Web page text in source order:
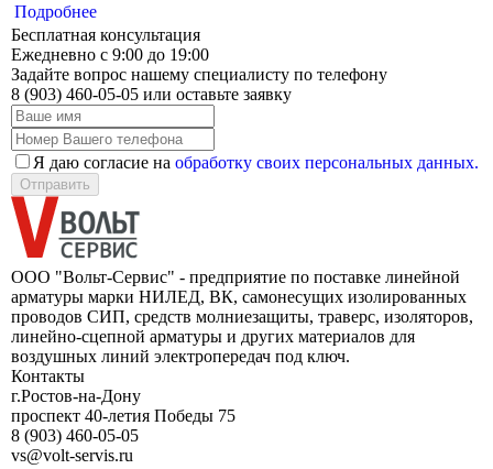
Подробнее
Бесплатная консультация
Ежедневно с 9:00 до 19:00
Задайте вопрос нашему специалисту по телефону
8 (903) 460-05-05 или оставьте заявку
Я даю согласие на обработку своих персональных данных.
Отправить
ООО "Вольт-Сервис" - предприятие по поставке линейной
арматуры марки НИЛЕД, ВК, самонесущих изолированных
проводов СИП, средств молниезащиты, траверс, изоляторов,
линейно-сцепной арматуры и других материалов для
воздушных линий электропередач под ключ.
Контакты
г.Ростов-на-Дону
проспект 40-летия Победы 75
8 (903) 460-05-05
vs@volt-servis.ru